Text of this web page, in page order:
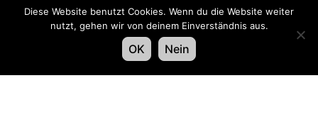
Lingua *
e-mail *
Diese Website benutzt Cookies. Wenn du die Website weiter
nutzt, gehen wir von deinem Einverständnis aus.
OK Nein